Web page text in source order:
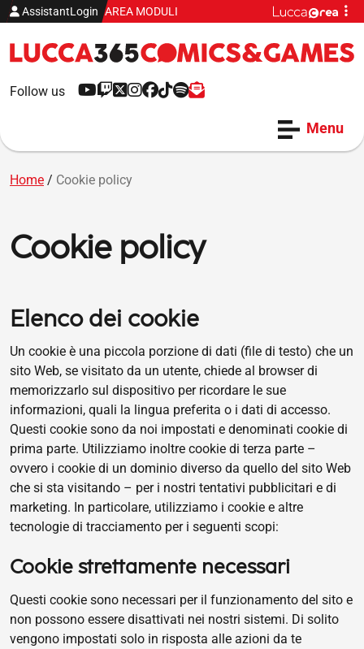
Vai al contenuto
AssistantLogin AREA MODULI
Follow us YouTube
Twitch
X Instagram
Facebook
TiktokSpotifyNewsletter
Menu
Home / Cookie policy
Cookie policy
Elenco dei cookie
Un cookie è una piccola porzione di dati (file di testo) che un
sito Web, se visitato da un utente, chiede al browser di
memorizzarlo sul dispositivo per ricordare le sue
informazioni, quali la lingua preferita o i dati di accesso.
Questi cookie sono da noi impostati e denominati cookie di
prima parte. Utilizziamo inoltre cookie di terza parte –
ovvero i cookie di un dominio diverso da quello del sito Web
che si sta visitando – per i nostri tentativi pubblicitari e di
marketing. In particolare, utilizziamo i cookie e altre
tecnologie di tracciamento per i seguenti scopi:
Cookie strettamente necessari
Questi cookie sono necessari per il funzionamento del sito e
non possono essere disattivati ​​nei nostri sistemi. Di solito
vengono impostati solo in risposta alle azioni da te